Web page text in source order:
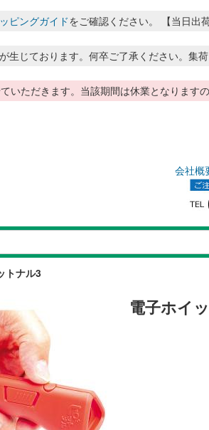
ピングガイドをご確認ください。 【当日出
じております。何卒ご了承ください。集
ただきます。当該期間は休業となります
会社概
トナル3
電子ホイ